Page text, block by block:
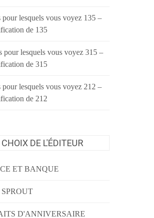
pour lesquels vous voyez 135 –
de 135
pour lesquels vous voyez 315 –
de 315
pour lesquels vous voyez 212 –
de 212
CHOIX DE L'ÉDITEUR
ET BANQUE
D'ANNIVERSAIRE